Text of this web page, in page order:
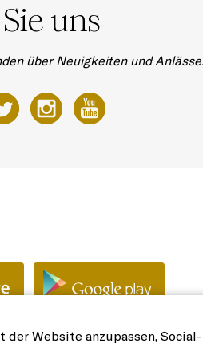
der Website anzupassen,
uns
über Neuigkeiten und